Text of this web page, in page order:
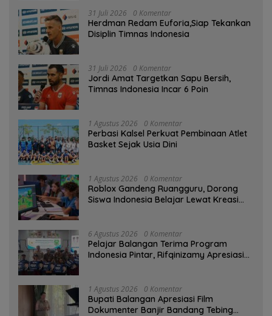
31 Juli 2026 0 Komentar
Herdman Redam Euforia,Siap Tekankan
Disiplin Timnas Indonesia
31 Juli 2026 0 Komentar
Jordi Amat Targetkan Sapu Bersih,
Timnas Indonesia Incar 6 Poin
1 Agustus 2026 0 Komentar
Perbasi Kalsel Perkuat Pembinaan Atlet
Basket Sejak Usia Dini
1 Agustus 2026 0 Komentar
Roblox Gandeng Ruangguru, Dorong
Siswa Indonesia Belajar Lewat Kreasi
6 Agustus 2026 0 Komentar
Pelajar Balangan Terima Program
Indonesia Pintar, Rifqinizamy Apresiasi
1 Agustus 2026 0 Komentar
Bupati Balangan Apresiasi Film
Dokumenter Banjir Bandang Tebing